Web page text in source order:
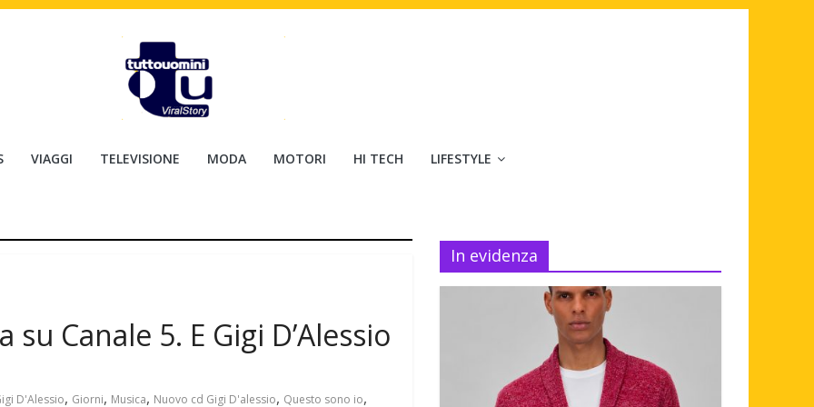
VIAGGI TELEVISIONE MODA MOTORI HI TECH LIFESTYLE
Canale 5. E Gigi D’Alessio
D'Alessio, Giorni, Musica, Nuovo cd Gigi D'alessio, Questo sono io,
In evidenza